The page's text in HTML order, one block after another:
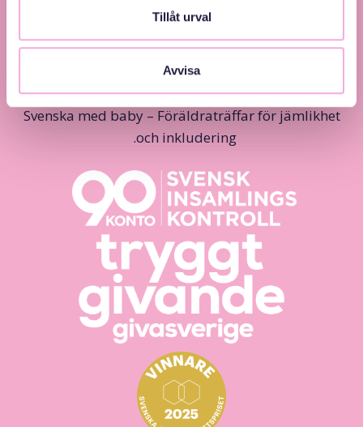
Tillåt urval
Avvisa
Svenska med baby – Föräldraträffar för jämlikhet
och inkludering.